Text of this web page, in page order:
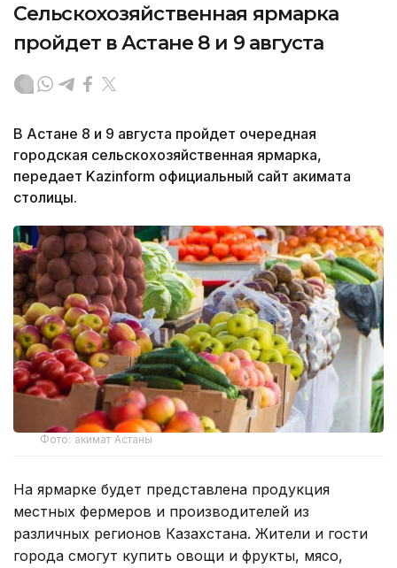
Сельскохозяйственная ярмарка
пройдет в Астане 8 и 9 августа
В Астане 8 и 9 августа пройдет очередная
городская сельскохозяйственная ярмарка,
передает Kazinform официальный сайт акимата
столицы.
Фото: акимат Астаны
На ярмарке будет представлена продукция
местных фермеров и производителей из
различных регионов Казахстана. Жители и гости
города смогут купить овощи и фрукты, мясо,